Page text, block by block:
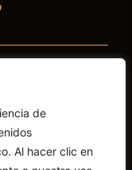
de
Al hacer clic en